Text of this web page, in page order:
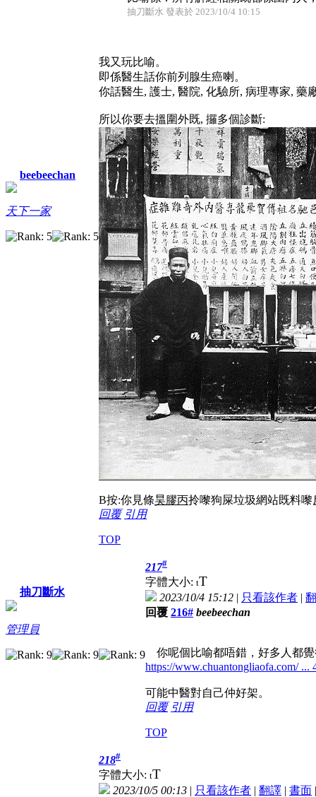
beebeechan
天下一家
抽刀斷水 發表於 2023/10/4 10:15
我又玩比喻。
即係醫生話你前列腺生癌喇。
你話醫生, 護士, 醫院, 化驗所, 病理專家, 藥
所以你要去搵圍外既, 攞多個診斷:
B按:你見條昊膠丙拎嚟狗屎垃圾網站既料
回覆 引用
TOP
抽刀斷水
管理員
217#
字體大小: tT
2023/10/4 15:12 | 只看該作者 |
回覆 216# beebeechan
你呢個比喻都唔錯，好多人都
https://www.chuantongliaofa.com/ ...
可能中醫對自己仲好架。
回覆 引用
TOP
218#
字體大小: tT
2023/10/5 00:13 | 只看該作者 | 翻譯 | 書面